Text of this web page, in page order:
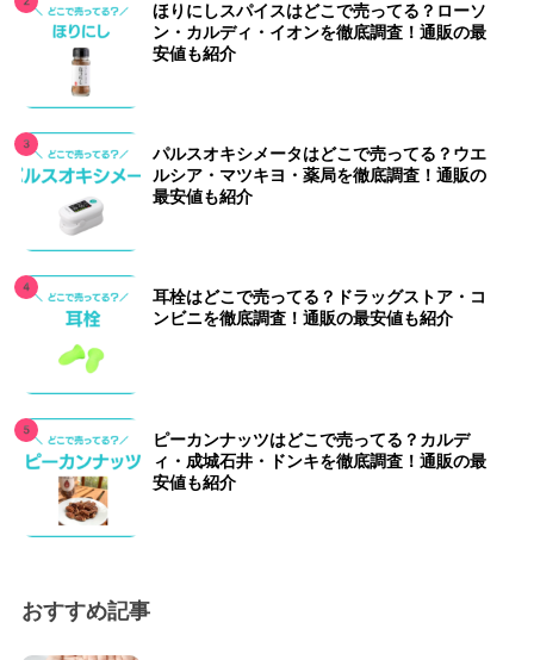
ほりにしスパイスはどこで売ってる？ローソ
ン・カルディ・イオンを徹底調査！通販の最
安値も紹介
パルスオキシメータはどこで売ってる？ウエ
ルシア・マツキヨ・薬局を徹底調査！通販の
最安値も紹介
耳栓はどこで売ってる？ドラッグストア・コ
ンビニを徹底調査！通販の最安値も紹介
ピーカンナッツはどこで売ってる？カルデ
ィ・成城石井・ドンキを徹底調査！通販の最
安値も紹介
おすすめ記事